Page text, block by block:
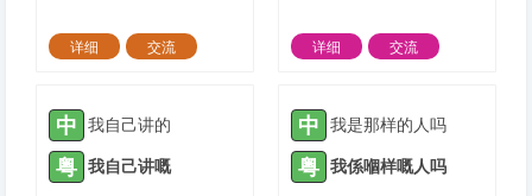
详细
交流
详细
交流
中 我自己讲的
粤 我自己讲嘅
中 我是那样的人吗
粤 我係嗰样嘅人吗